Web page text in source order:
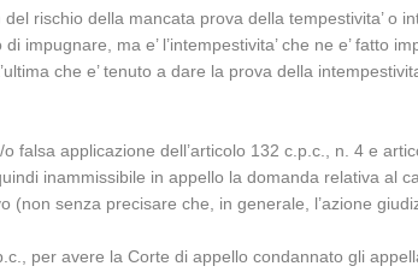
rischio della mancata prova della tempestivita’ o
impugnare, ma e’ l’intempestivita’ che ne e’ fatto
che e’ tenuto a dare la prova della
applicazione dell’articolo 132 c.p.c., n. 4 e
inammissibile in appello la domanda relativa al
senza precisare che, in generale, l’azione
per avere la Corte di appello condannato gli